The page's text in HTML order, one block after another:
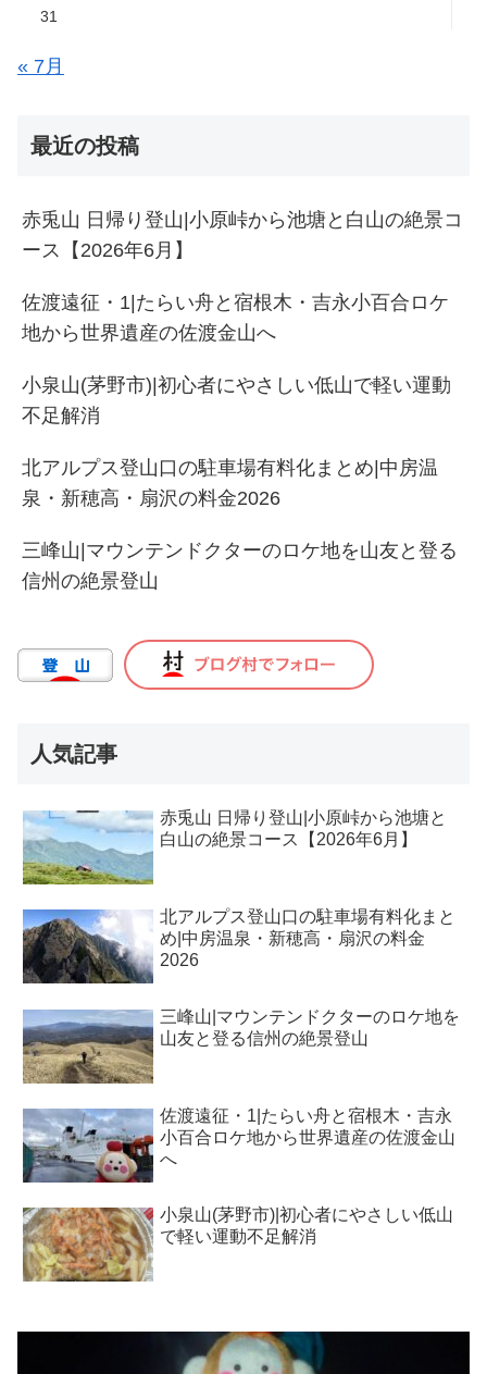
31
« 7月
最近の投稿
赤兎山 日帰り登山|小原峠から池塘と白山の絶景コ
ース【2026年6月】
佐渡遠征・1|たらい舟と宿根木・吉永小百合ロケ
地から世界遺産の佐渡金山へ
小泉山(茅野市)|初心者にやさしい低山で軽い運動
不足解消
北アルプス登山口の駐車場有料化まとめ|中房温
泉・新穂高・扇沢の料金2026
三峰山|マウンテンドクターのロケ地を山友と登る
信州の絶景登山
人気記事
赤兎山 日帰り登山|小原峠から池塘と
白山の絶景コース【2026年6月】
北アルプス登山口の駐車場有料化まと
め|中房温泉・新穂高・扇沢の料金
2026
三峰山|マウンテンドクターのロケ地を
山友と登る信州の絶景登山
佐渡遠征・1|たらい舟と宿根木・吉永
小百合ロケ地から世界遺産の佐渡金山
へ
小泉山(茅野市)|初心者にやさしい低山
で軽い運動不足解消